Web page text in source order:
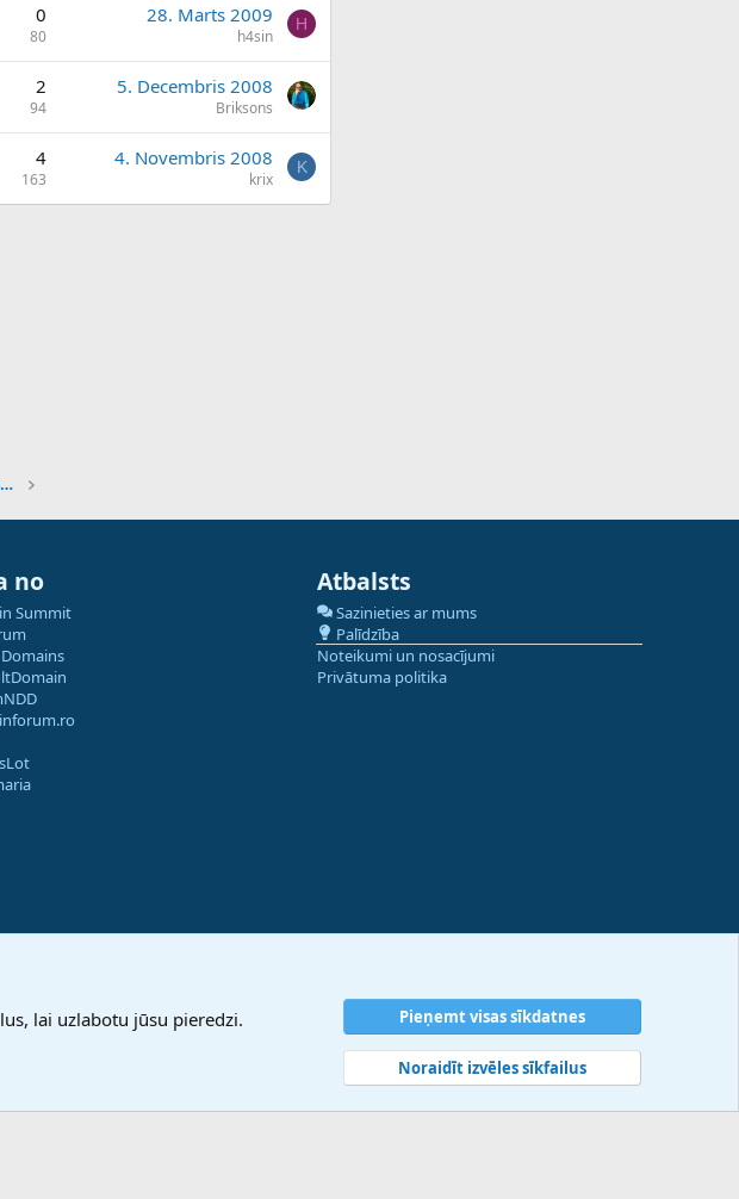
0
80
28. Marts 2009
h4sin
H
2
94
5. Decembris 2008
Briksons
4
163
4. Novembris 2008
krix
K
Online Uzņēmējdarbība un Biznesa Izaugsme
no
Summit
Atbalsts
Sazinieties ar mums
Palīdzība
Noteikumi un nosacījumi
Privātuma politika
lai uzlabotu jūsu pieredzi.
Pieņemt visas sīkdatnes
Noraidīt izvēles sīkfailus